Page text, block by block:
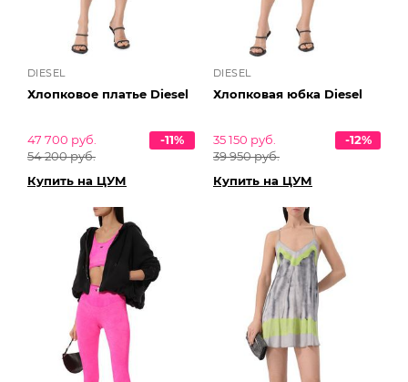
DIESEL
Хлопковое платье Diesel
47 700 руб.
54 200 руб.
-11%
Купить на ЦУМ
DIESEL
Хлопковая юбка Diesel
35 150 руб.
39 950 руб.
-12%
Купить на ЦУМ